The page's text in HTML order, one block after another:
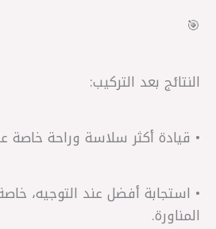
🎯
النتائج بعد التركيب:
• قيادة أكثر سلاسة وراحة خاصة
• استجابة أفضل عند التوجيه،
المناورة.